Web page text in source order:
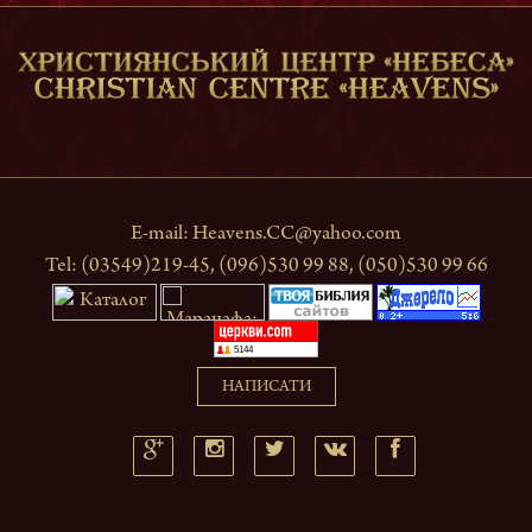
СХОДЖЕННЯ НА ГОВЕРЛУ
Шлях був дуже складним. Великий сніг, сильний
перемогло...
E-mail: Heavens.CC@yahoo.com
Tel: (03549)219-45, (096)530 99 88, (050)530 99 66
НАПИСАТИ